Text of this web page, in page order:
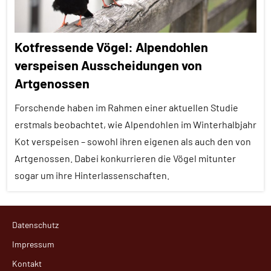
Kotfressende Vögel: Alpendohlen
verspeisen Ausscheidungen von
Artgenossen
Forschende haben im Rahmen einer aktuellen Studie
erstmals beobachtet, wie Alpendohlen im Winterhalbjahr
Kot verspeisen – sowohl ihren eigenen als auch den von
Artgenossen. Dabei konkurrieren die Vögel mitunter
sogar um ihre Hinterlassenschaften.
Artikel
Alle
Themen
Datenschutz
Impressum
Kontakt